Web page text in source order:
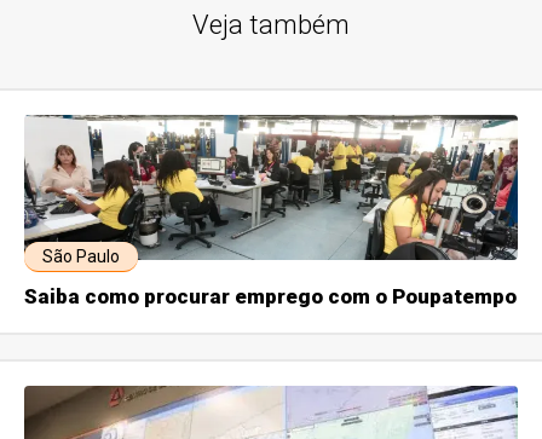
Veja também
São Paulo
Saiba como procurar emprego com o Poupatempo